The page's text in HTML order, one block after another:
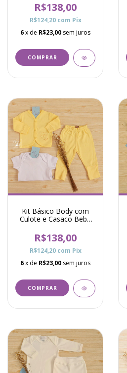
R$138,00
R$124,20 com Pix
6x de R$23,00 sem juros
COMPRAR
Kit Básico Body com
Culote e Casaco Bebê
R$138,00
R$124,20 com Pix
6x de R$23,00 sem juros
COMPRAR